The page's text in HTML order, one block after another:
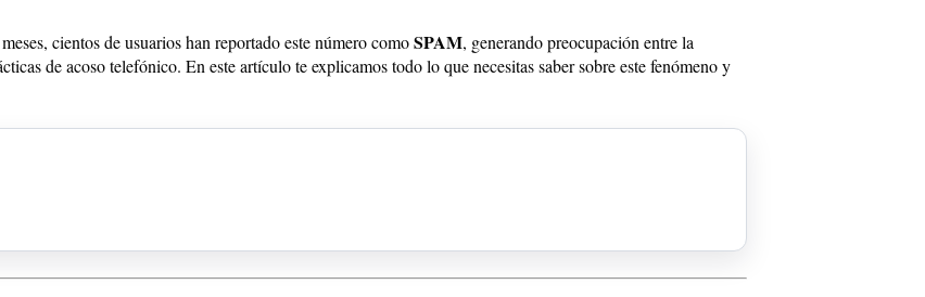
cientos de usuarios han reportado este número comoSPAM, generando preocupación entre la
de acoso telefónico. En este artículo te explicamos todo lo que necesitas saber sobre este fenómeno y